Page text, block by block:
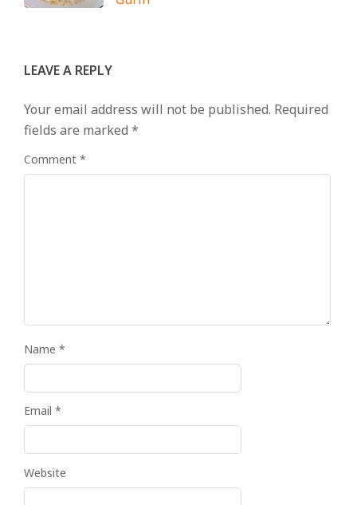
LEAVE A REPLY
Your email address will not be published. Required
fields are marked *
Comment *
Name *
Email *
Website